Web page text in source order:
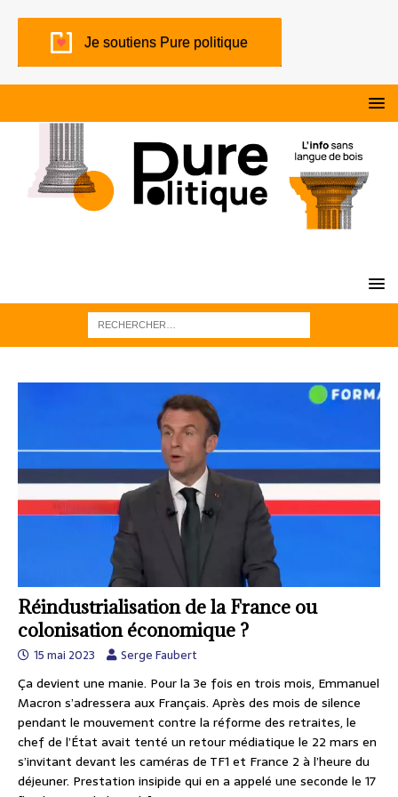
Je soutiens Pure politique
Réindustrialisation de la France ou
colonisation économique ?
15 mai 2023 Serge Faubert
Ça devient une manie. Pour la 3e fois en trois mois, Emmanuel
Macron s’adressera aux Français. Après des mois de silence
pendant le mouvement contre la réforme des retraites, le
chef de l’État avait tenté un retour médiatique le 22 mars en
s’invitant devant les caméras de TF1 et France 2 à l’heure du
déjeuner. Prestation insipide qui en a appelé une seconde le 17